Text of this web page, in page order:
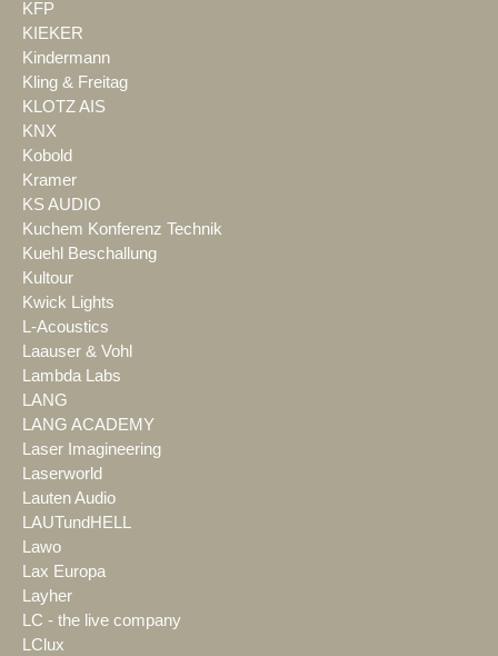
KFP
KIEKER
Kindermann
Kling & Freitag
KLOTZ AIS
KNX
Kobold
Kramer
KS AUDIO
Kuchem Konferenz Technik
Kuehl Beschallung
Kultour
Kwick Lights
L-Acoustics
Laauser & Vohl
Lambda Labs
LANG
LANG ACADEMY
Laser Imagineering
Laserworld
Lauten Audio
LAUTundHELL
Lawo
Lax Europa
Layher
LC - the live company
LClux